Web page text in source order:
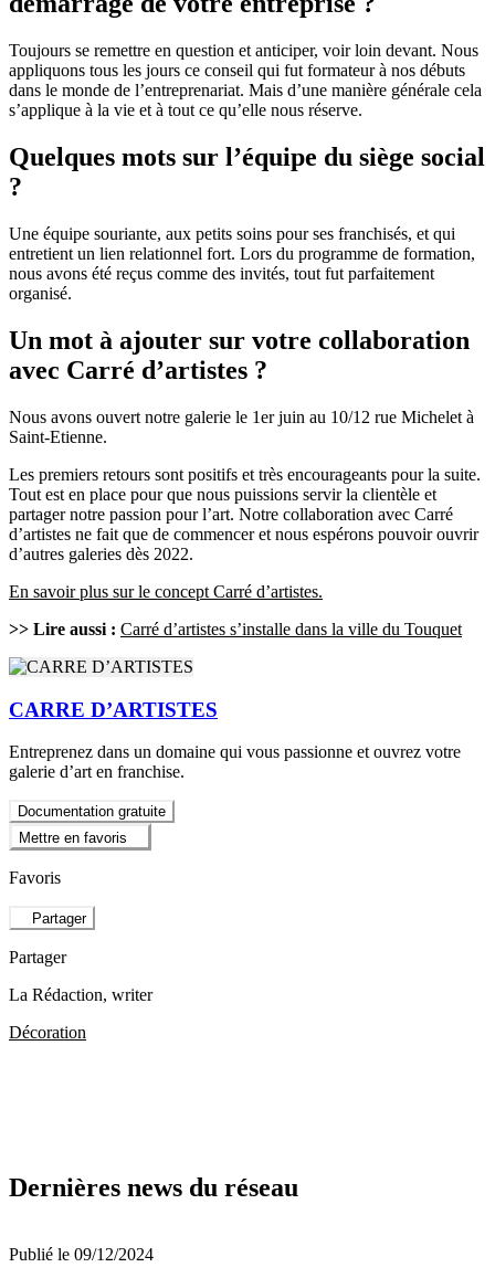
Toujours se remettre en question et anticiper, voir loin devant. Nous
appliquons tous les jours ce conseil qui fut formateur à nos débuts
dans le monde de l’entreprenariat. Mais d’une manière générale cela
s’applique à la vie et à tout ce qu’elle nous réserve.
Quelques mots sur l’équipe du siège social
?
Une équipe souriante, aux petits soins pour ses franchisés, et qui
entretient un lien relationnel fort. Lors du programme de formation,
nous avons été reçus comme des invités, tout fut parfaitement
organisé.
Un mot à ajouter sur votre collaboration
avec Carré d’artistes ?
Nous avons ouvert notre galerie le 1er juin au 10/12 rue Michelet à
Saint-Etienne.
Les premiers retours sont positifs et très encourageants pour la suite.
Tout est en place pour que nous puissions servir la clientèle et
partager notre passion pour l’art. Notre collaboration avec Carré
d’artistes ne fait que de commencer et nous espérons pouvoir ouvrir
d’autres galeries dès 2022.
En savoir plus sur le concept Carré d’artistes.
>> Lire aussi : Carré d’artistes s’installe dans la ville du Touquet
CARRE D’ARTISTES
Entreprenez dans un domaine qui vous passionne et ouvrez votre
galerie d’art en franchise.
Documentation gratuite
Mettre en favoris
Favoris
Partager
Partager
La Rédaction, writer
Décoration
Dernières news du réseau
Publié le 09/12/2024